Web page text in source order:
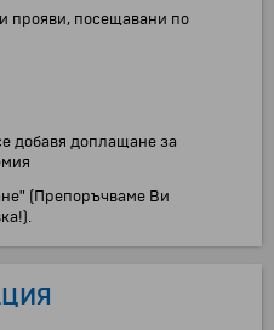
прояви, посещавани по
добавя доплащане за
(Препоръчваме Ви